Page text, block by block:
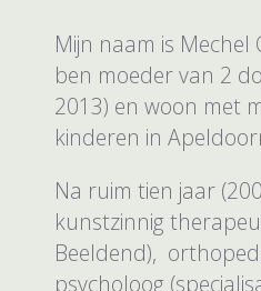
Mijn naam is Mechel
ben moeder van 2
2013) en woon met
kinderen in
Na ruim tien jaar
kunstzinnig
Beeldend),
psycholoog